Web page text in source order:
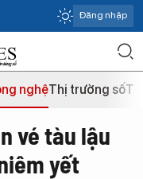
Đăng nhập
nghệThị trường số
vé tàu lậu
yết